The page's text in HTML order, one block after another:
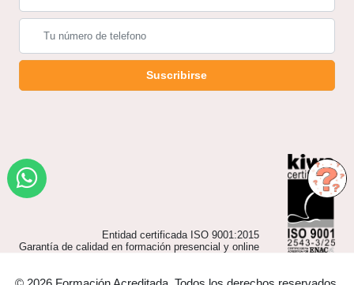
Suscribirse
Entidad certificada ISO 9001:2015
Garantía de calidad en formación presencial y online